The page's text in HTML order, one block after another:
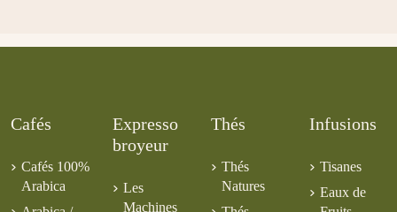
Cafés
Cafés 100%
Arabica
Expresso
broyeur
Les
Machines
Thés
Thés
Natures
Infusions
Tisanes
Eaux de